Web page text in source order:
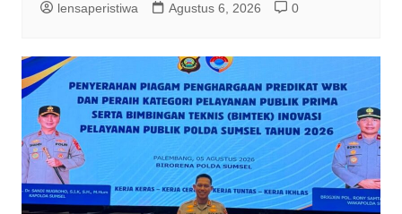
lensaperistiwa Agustus 6, 2026 0